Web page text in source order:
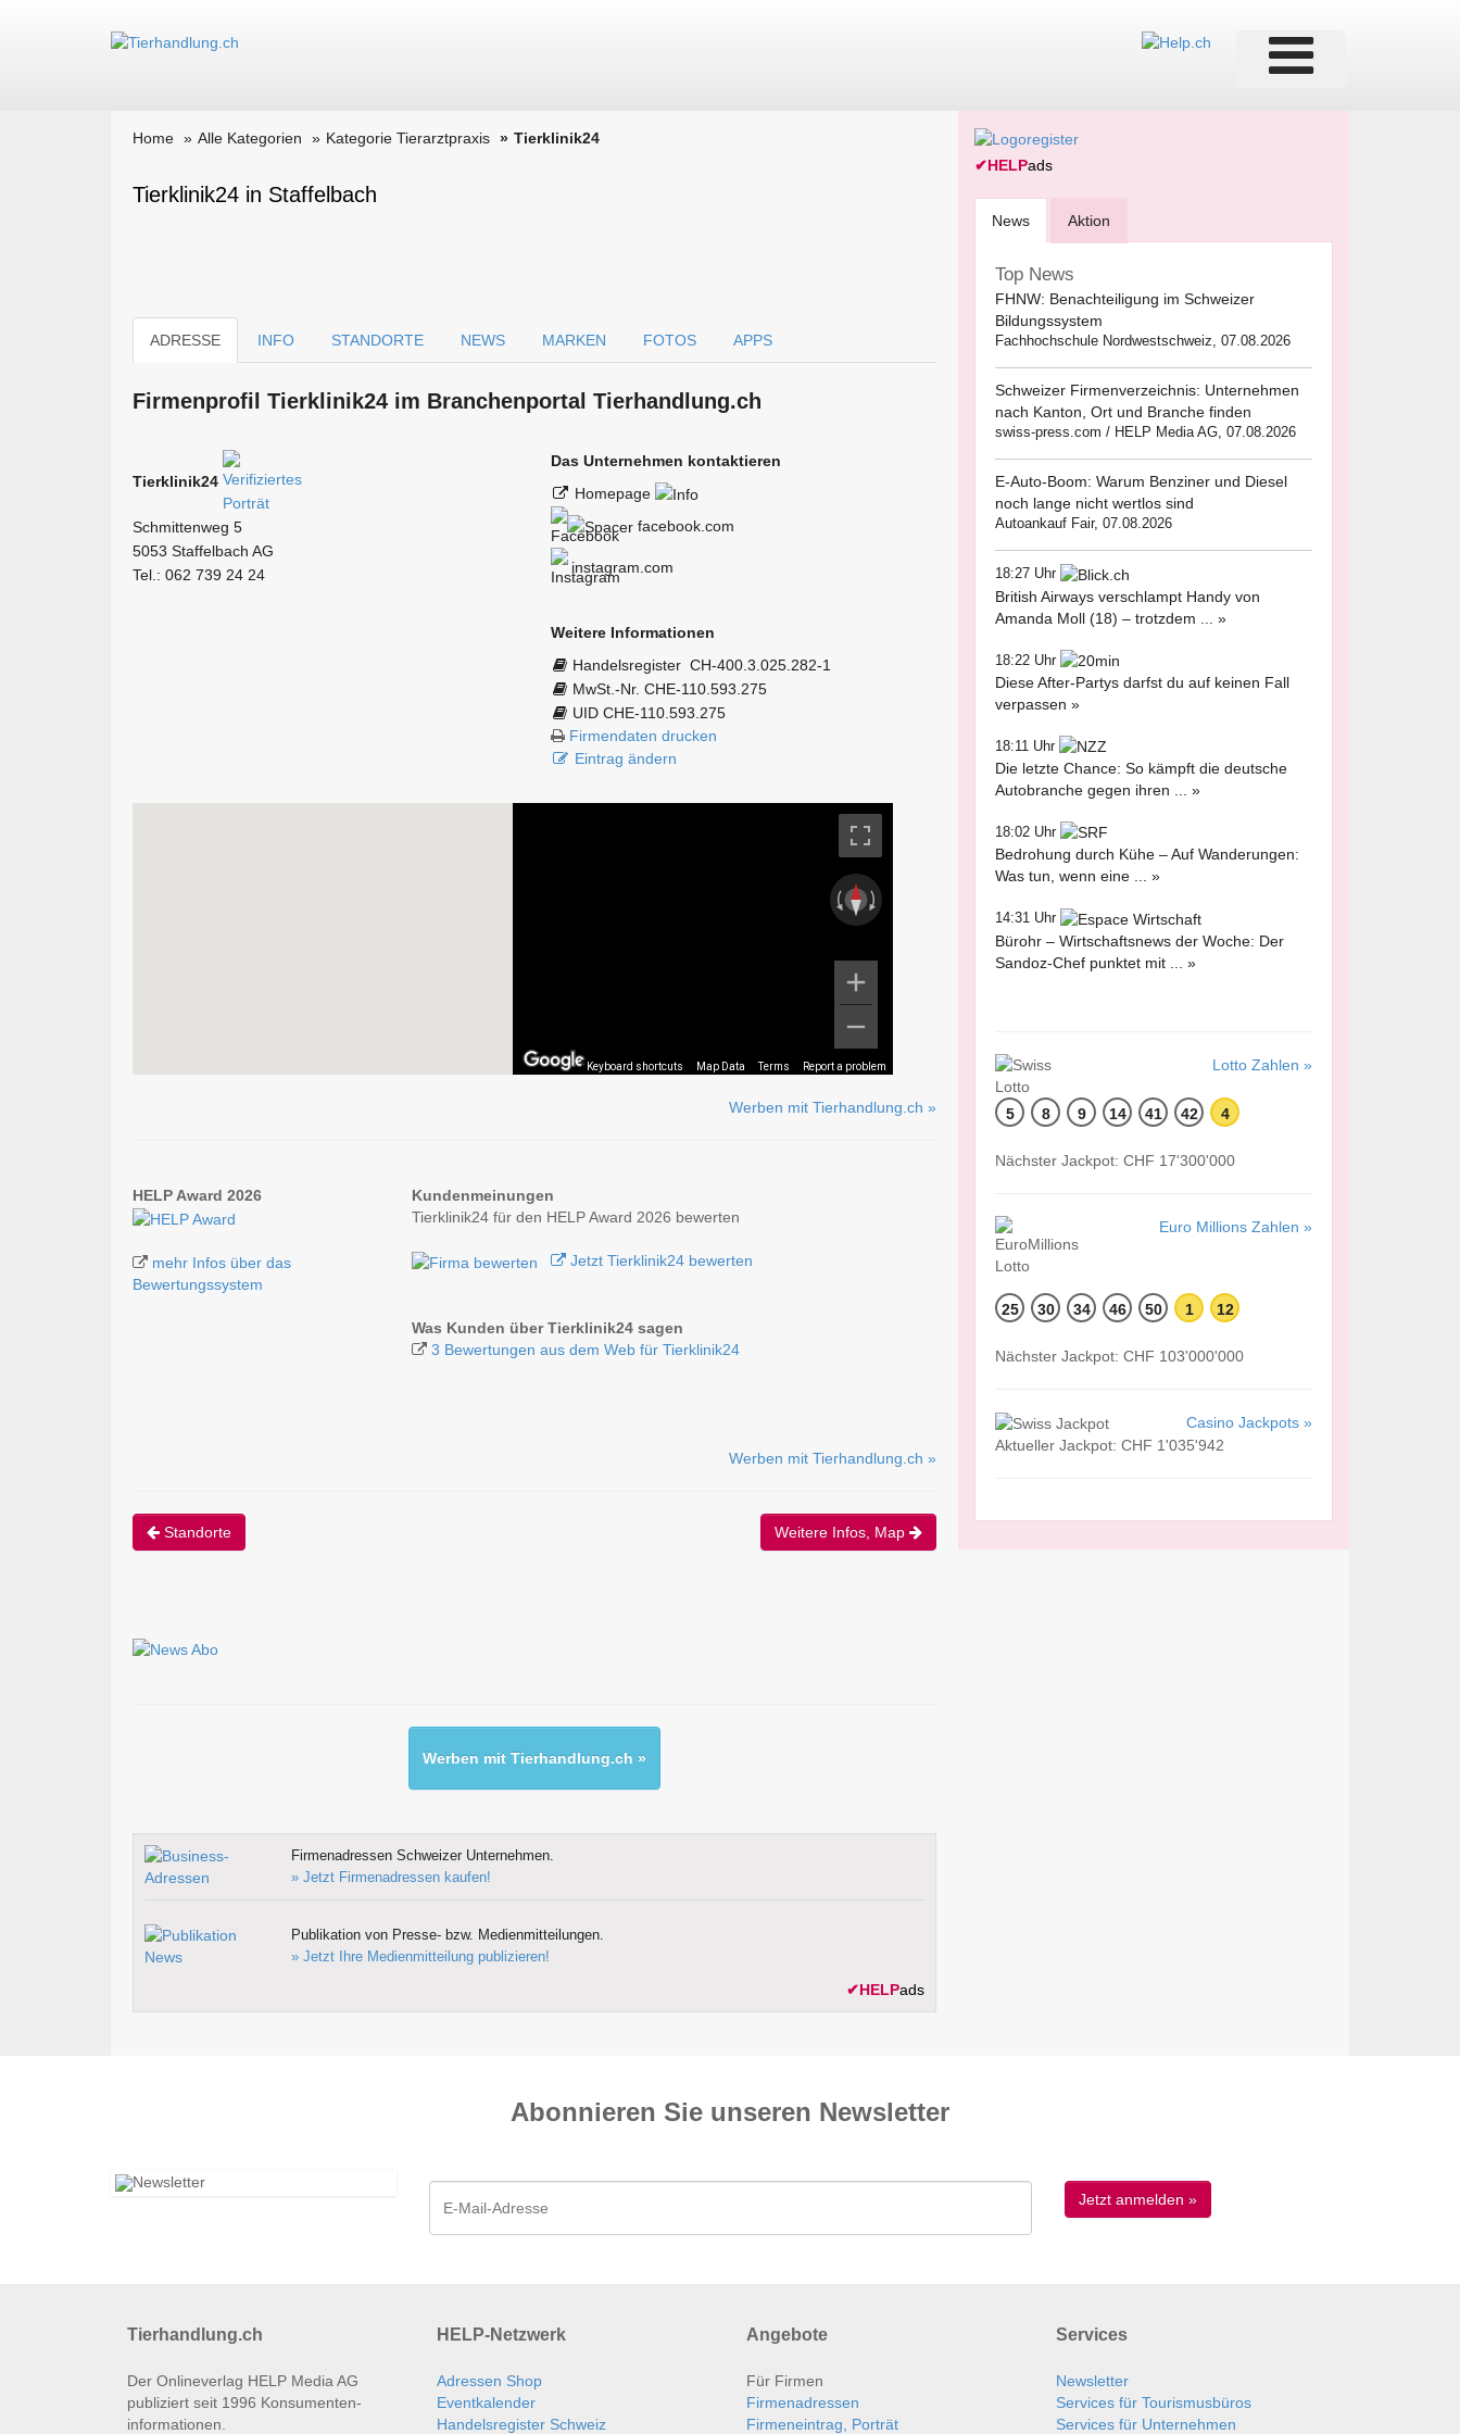
Home Alle Kategorien Kategorie Tierarztpraxis Tierklinik24
Tierklinik24 in Staffelbach
ADRESSE INFO STANDORTE NEWS MARKEN FOTOS APPS
Firmen­profil Tierklinik24 im Branchen­portal Tierhandlung.ch
Tierklinik24
Schmittenweg 5
5053 Staffelbach AG
Tel.: 062 739 24 24
Das Unternehmen kontaktieren
Homepage
facebook.com
instagram.com
Weitere Informationen
Handelsregister CH-400.3.025.282-1
MwSt.-Nr. CHE-110.593.275
UID CHE-110.593.275
Firmendaten drucken
Eintrag ändern
Keyboard shortcuts Map Data Terms Report a problem
Werben mit Tierhandlung.ch »
HELP Award 2026
mehr Infos über das
Bewertungssystem
Kundenmeinungen
Tierklinik24 für den HELP Award 2026 bewerten
Jetzt Tierklinik24 bewerten
Was Kunden über Tierklinik24 sagen
3 Bewertungen aus dem Web für Tierklinik24
Werben mit Tierhandlung.ch »
Standorte Weitere Infos, Map
Werben mit Tierhandlung.ch »
Firmenadressen Schweizer Unternehmen.
» Jetzt Firmenadressen kaufen!
Publikation von Presse- bzw. Medienmitteilungen.
» Jetzt Ihre Medienmitteilung publizieren!
✔HELPads
✔HELPads
News Aktion
Top News
FHNW: Benachteiligung im Schweizer
Bildungssystem
Fachhochschule Nordwestschweiz, 07.08.2026
Schweizer Firmenverzeichnis: Unternehmen
nach Kanton, Ort und Branche finden
swiss-press.com / HELP Media AG, 07.08.2026
E-Auto-Boom: Warum Benziner und Diesel
noch lange nicht wertlos sind
Autoankauf Fair, 07.08.2026
18:27 Uhr
British Airways verschlampt Handy von
Amanda Moll (18) – trotzdem ... »
18:22 Uhr
Diese After-Partys darfst du auf keinen Fall
verpassen »
18:11 Uhr
Die letzte Chance: So kämpft die deutsche
Autobranche gegen ihren ... »
18:02 Uhr
Bedrohung durch Kühe – Auf Wanderungen:
Was tun, wenn eine ... »
14:31 Uhr
Bürohr – Wirtschaftsnews der Woche: Der
Sandoz-Chef punktet mit ... »
Lotto Zahlen »
5 8 9 14 41 42 4
Nächster Jackpot: CHF 17'300'000
Euro Millions Zahlen »
25 30 34 46 50 1 12
Nächster Jackpot: CHF 103'000'000
Casino Jackpots »
Aktueller Jackpot: CHF 1'035'942
Abonnieren Sie unseren News­letter
Tierhandlung.ch
Der Onlineverlag HELP Media AG
publiziert seit 1996 Konsumenten­
informationen.
HELP-Netzwerk
Adressen Shop
Eventkalender
Handelsregister Schweiz
Angebote
Für Firmen
Firmenadressen
Firmeneintrag, Porträt
Services
Newsletter
Services für Tourismusbüros
Services für Unternehmen